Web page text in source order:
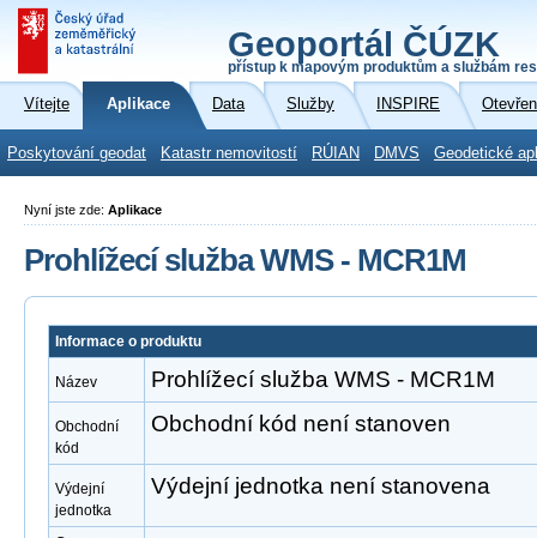
Geoportál ČÚZK
přístup k mapovým produktům a službám
Vítejte Aplikace Data Služby INSPIRE
Poskytování geodat Katastr nemovitostí RÚIAN DMVS Geodetické
Nyní jste zde: Aplikace
Prohlížecí služba WMS - MCR1M
Informace o produktu
Název Prohlížecí služba WMS - MCR1M
Obchodní
kód
Obchodní kód není stanoven
Výdejní
jednotka
Výdejní jednotka není stanovena